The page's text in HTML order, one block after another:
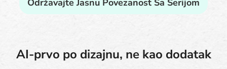
AI-prvo po dizajnu, ne kao dodatak